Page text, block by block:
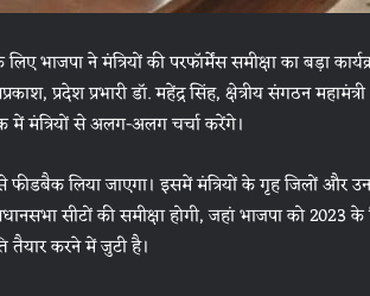
ने मंत्रियों की परफॉर्मेंस समीक्षा का बड़ा
प्रदेश प्रभारी डॉ. महेंद्र सिंह, क्षेत्रीय संगठन
में मंत्रियों से अलग-अलग चर्चा करेंगे।
लिया जाएगा। इसमें मंत्रियों के गृह जिलों और
सीटों की समीक्षा होगी, जहां भाजपा को 2023
तैयार करने में जुटी है।